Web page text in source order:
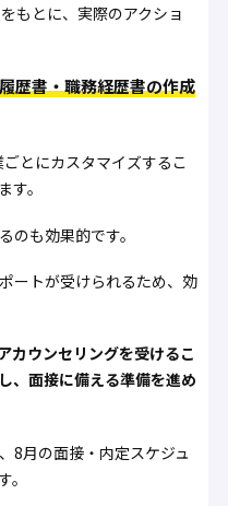
もとに、実際のアクショ
歴書・職務経歴書の作成
とにカスタマイズするこ
。
のも効果的です。
ートが受けられるため、効
カウンセリングを受けるこ
、面接に備える準備を進め
8月の面接・内定スケジュ